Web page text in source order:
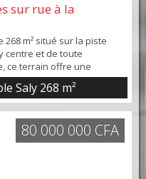
sur rue à la
m² situé sur la piste
centre et de toute
ce terrain offre une
idéal pour un immeuble
et locaux
rare dans un
vente : 32 0...
Saly 268 m²
80 000 000 CFA